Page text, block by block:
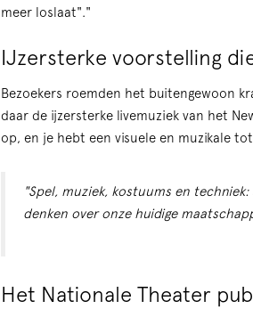
meer loslaat"."
IJzersterke voorstelling
Bezoekers roemden het buitengewoon
daar de ijzersterke livemuziek van het
op, en je hebt een visuele en muzikale
"Spel, muziek, kostuums en
denken over onze huidige
Het Nationale Theater